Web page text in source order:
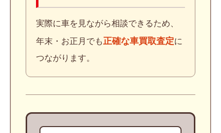
実際に車を見ながら相談できるため、
年末・お正月でも正確な車買取査定に
つながります。